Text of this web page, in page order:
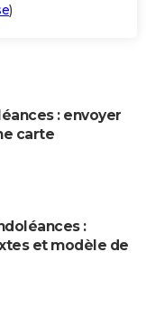
)
: envoyer
carte
:
et modèle de